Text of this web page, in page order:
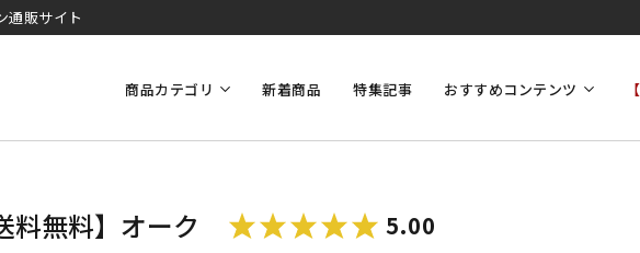
通販サイト
商品カテゴリ 新着商品 特集記事 おすすめコンテンツ
料無料】オーク 5.00